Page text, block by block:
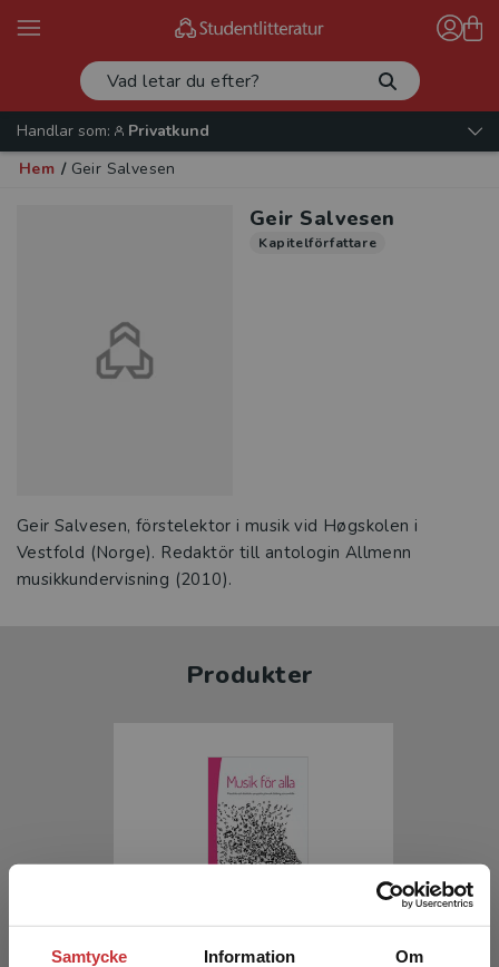
Samtycke Information Om
Handlar som:
Privatkund
Hem / Geir Salvesen
Geir Salvesen
Kapitelförfattare
Geir Salvesen, förstelektor i musik vid Høgskolen i
Vestfold (Norge). Redaktör till antologin Allmenn
musikkundervisning (2010).
Produkter
Musik för alla